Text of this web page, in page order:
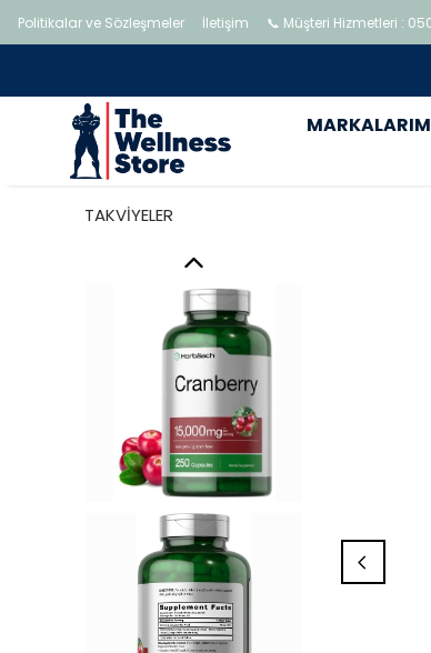
Politikalar ve Sözleşmeler İletişim 📞 Müşteri Hizmetleri :
TAKVİYELER